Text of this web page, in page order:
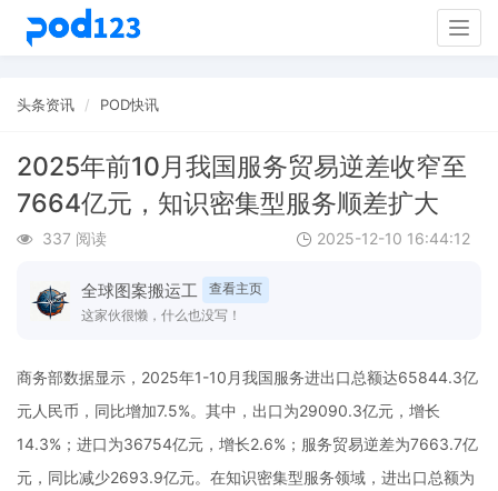
头条资讯 POD快讯
2025年前10月我国服务贸易逆差收窄至
7664亿元，知识密集型服务顺差扩大
337 阅读 2025-12-10 16:44:12
全球图案搬运工
查看主页
这家伙很懒，什么也没写！
商务部数据显示，2025年1-10月我国服务进出口总额达65844.3亿
元人民币，同比增加7.5%。其中，出口为29090.3亿元，增长
14.3%；进口为36754亿元，增长2.6%；服务贸易逆差为7663.7亿
元，同比减少2693.9亿元。在知识密集型服务领域，进出口总额为